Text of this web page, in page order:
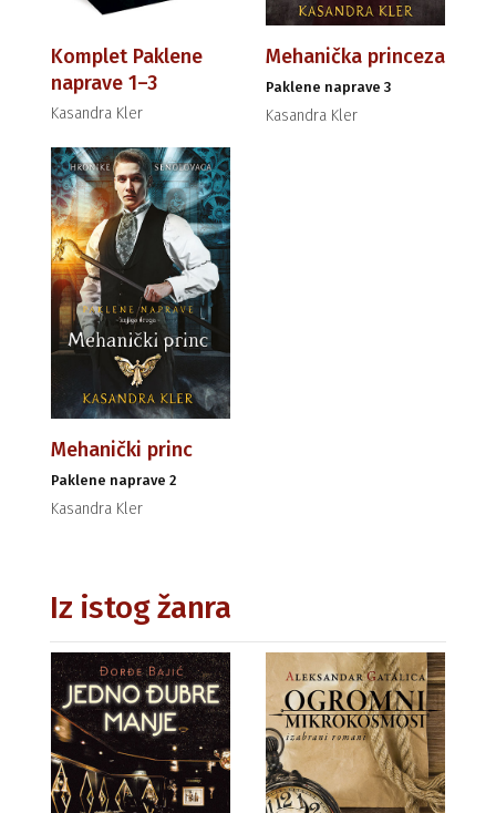
Komplet Paklene
naprave 1–3
Kasandra Kler
Mehanička princeza
Paklene naprave 3
Kasandra Kler
Mehanički princ
Paklene naprave 2
Kasandra Kler
Iz istog žanra